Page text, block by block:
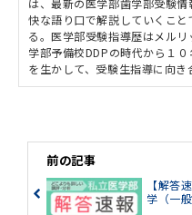
快な語り口で解説していくこ
る。医学部受験指導歴はメル
学部予備校DDPの時代から１
を生かして、受験生指導に向き
前の記事
【解答
学（一